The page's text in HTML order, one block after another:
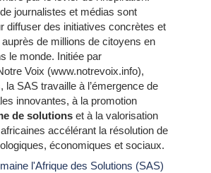
journalistes et médias sont
diffuser des initiatives concrètes et
de millions de citoyens en
le monde. Initiée par
Voix (www.notrevoix.info),
la SAS travaille à l’émergence de
innovantes, à la promotion
de solutions et à la valorisation
accélérant la résolution de
économiques et sociaux.
l'Afrique des Solutions (SAS)